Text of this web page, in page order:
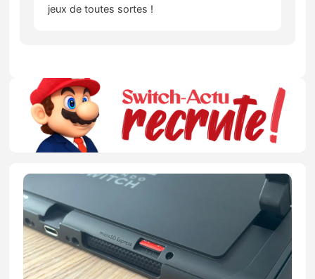
jeux de toutes sortes !